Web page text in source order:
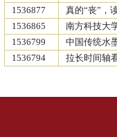
1536877
真的“丧”，
1536865
南方科技大
1536799
中国传统水
1536794
拉长时间轴